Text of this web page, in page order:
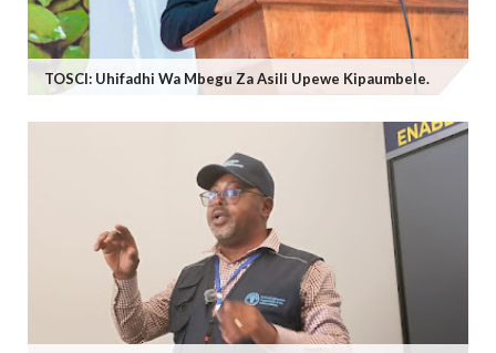
TOSCI: Uhifadhi Wa Mbegu Za Asili Upewe Kipaumbele.